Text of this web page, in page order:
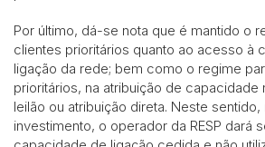
Por último, dá-se nota que é mantido o
clientes prioritários quanto ao acesso à
ligação da rede; bem como o regime
prioritários, na atribuição de
leilão ou atribuição direta. Neste
investimento, o operador da RESP dará